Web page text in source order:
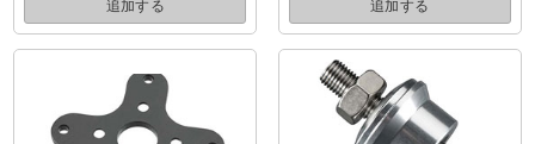
追加する
追加する